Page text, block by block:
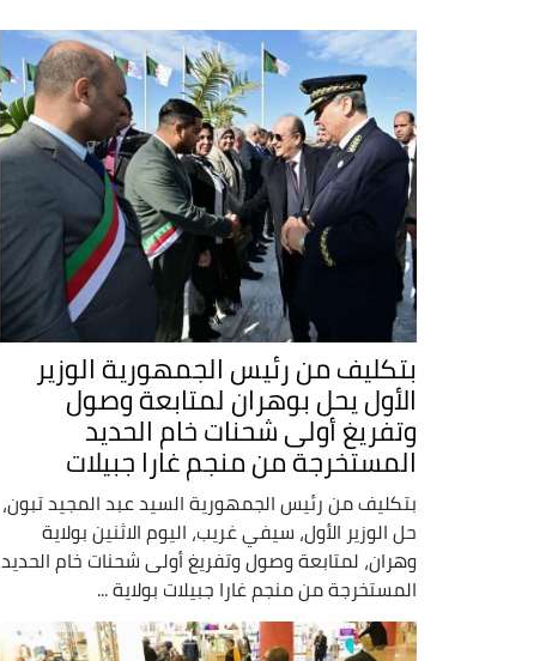
بتكليف من رئيس الجمهورية الوزير
الأول يحل بوهران لمتابعة وصول
وتفريغ أولى شحنات خام الحديد
المستخرجة من منجم غارا جبيلات
بتكليف من رئيس الجمهورية السيد عبد المجيد تبون،
حل الوزير الأول، سيفي غريب، اليوم الاثنين بولاية
وهران، لمتابعة وصول وتفريغ أولى شحنات خام الحديد
المستخرجة من منجم غارا جبيلات بولاية ...